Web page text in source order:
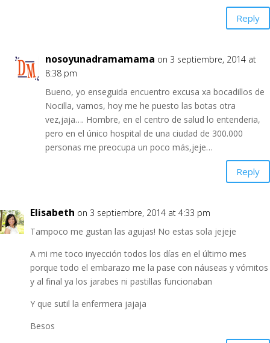
Reply
nosoyunadramamama on 3 septiembre, 2014 at
8:38 pm
Bueno, yo enseguida encuentro excusa xa bocadillos de
Nocilla, vamos, hoy me he puesto las botas otra
vez,jaja…. Hombre, en el centro de salud lo entenderia,
pero en el único hospital de una ciudad de 300.000
personas me preocupa un poco más,jeje…
Reply
Elisabeth on 3 septiembre, 2014 at 4:33 pm
Tampoco me gustan las agujas! No estas sola jejeje
A mi me toco inyección todos los días en el último mes
porque todo el embarazo me la pase con náuseas y vómitos
y al final ya los jarabes ni pastillas funcionaban
Y que sutil la enfermera jajaja
Besos